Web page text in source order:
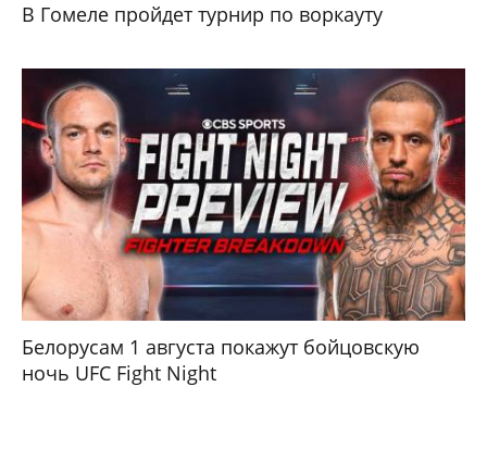
В Гомеле пройдет турнир по воркауту
Белорусам 1 августа покажут бойцовскую
ночь UFC Fight Night